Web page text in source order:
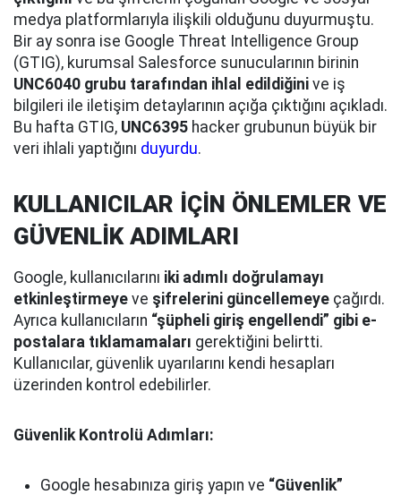
medya platformlarıyla ilişkili olduğunu duyurmuştu.
Bir ay sonra ise Google Threat Intelligence Group
(GTIG), kurumsal Salesforce sunucularının birinin
UNC6040 grubu tarafından ihlal edildiğini ve iş
bilgileri ile iletişim detaylarının açığa çıktığını açıkladı.
Bu hafta GTIG, UNC6395 hacker grubunun büyük bir
veri ihlali yaptığını duyurdu.
KULLANICILAR İÇİN ÖNLEMLER VE
GÜVENLİK ADIMLARI
Google, kullanıcılarını iki adımlı doğrulamayı
etkinleştirmeye ve şifrelerini güncellemeye çağırdı.
Ayrıca kullanıcıların “şüpheli giriş engellendi” gibi e-
postalara tıklamamaları gerektiğini belirtti.
Kullanıcılar, güvenlik uyarılarını kendi hesapları
üzerinden kontrol edebilirler.
Güvenlik Kontrolü Adımları:
Google hesabınıza giriş yapın ve “Güvenlik”